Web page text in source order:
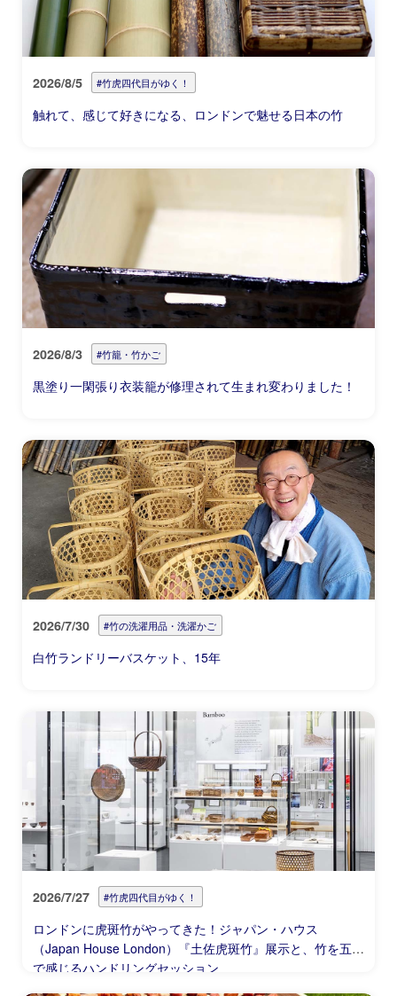
2026/8/5 #竹虎四代目がゆく！
触れて、感じて好きになる、ロンドンで魅せる日本の竹
2026/8/3 #竹籠・竹かご
黒塗り一閑張り衣装籠が修理されて生まれ変わりました！
2026/7/30 #竹の洗濯用品・洗濯かご
白竹ランドリーバスケット、15年
2026/7/27 #竹虎四代目がゆく！
ロンドンに虎斑竹がやってきた！ジャパン・ハウス
（Japan House London）『土佐虎斑竹』展示と、竹を五感
で感じるハンドリングセッション